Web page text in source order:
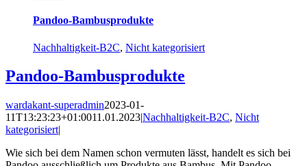
Pandoo-Bambusprodukte
Nachhaltigkeit-B2C, Nicht kategorisiert
Pandoo-Bambusprodukte
wardakant-superadmin2023-01-
11T13:23:23+01:0011.01.2023|Nachhaltigkeit-B2C, Nicht
kategorisiert|
Wie sich bei dem Namen schon vermuten lässt, handelt es sich bei